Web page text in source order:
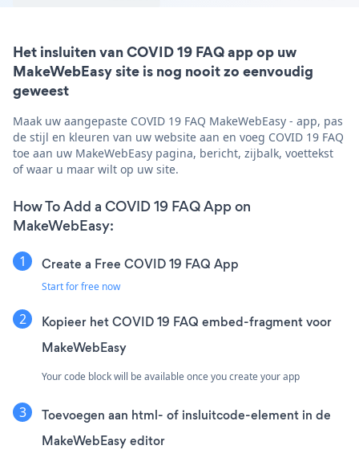
Het insluiten van COVID 19 FAQ app op uw
MakeWebEasy site is nog nooit zo eenvoudig
geweest
Maak uw aangepaste COVID 19 FAQ MakeWebEasy - app, pas
de stijl en kleuren van uw website aan en voeg COVID 19 FAQ
toe aan uw MakeWebEasy pagina, bericht, zijbalk, voettekst
of waar u maar wilt op uw site.
How To Add a COVID 19 FAQ App on
MakeWebEasy:
Create a Free COVID 19 FAQ App
Start for free now
Kopieer het COVID 19 FAQ embed-fragment voor
MakeWebEasy
Your code block will be available once you create your app
Toevoegen aan html- of insluitcode-element in de
MakeWebEasy editor